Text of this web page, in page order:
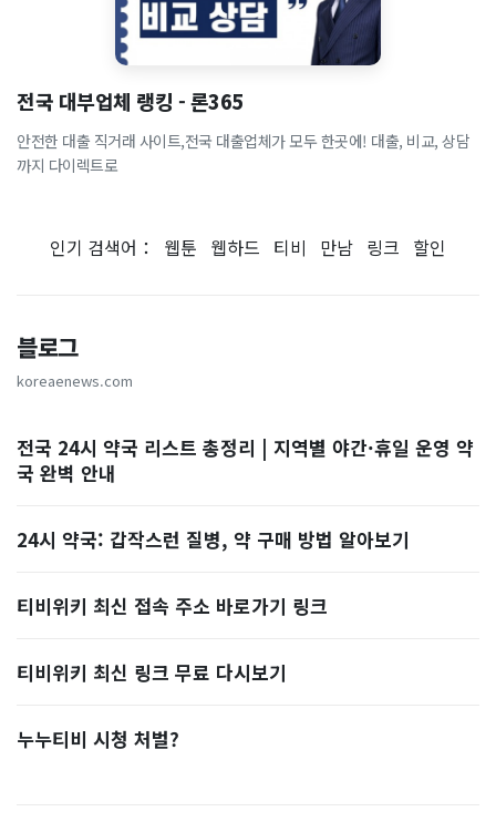
전국 대부업체 랭킹 - 론365
안전한 대출 직거래 사이트,전국 대출업체가 모두 한곳에! 대출, 비교, 상담
까지 다이렉트로
인기 검색어： 웹툰 웹하드 티비 만남 링크 할인
블로그
koreaenews.com
전국 24시 약국 리스트 총정리 | 지역별 야간·휴일 운영 약
국 완벽 안내
24시 약국: 갑작스런 질병, 약 구매 방법 알아보기
티비위키 최신 접속 주소 바로가기 링크
티비위키 최신 링크 무료 다시보기
누누티비 시청 처벌?